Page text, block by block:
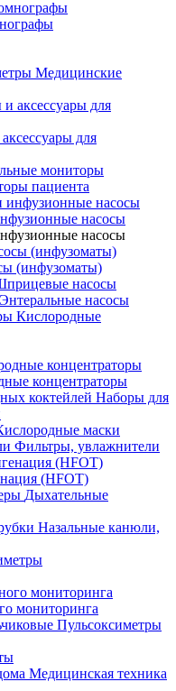
Медицинские
для
мониторы
пациента
насосы
насосы
(инфузоматы)
насосы
Энтеральные насосы
Кислородные
концентраторы
Наборы для
маски
Фильтры, увлажнители
(HFOT)
Дыхательные
Назальные канюли,
мониторинга
Пульсоксиметры
Медицинская техника